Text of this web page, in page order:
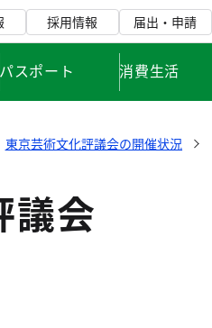
採用情報 届出・申請
パスポート 消費生活
東京芸術文化評議会の開催状況
会